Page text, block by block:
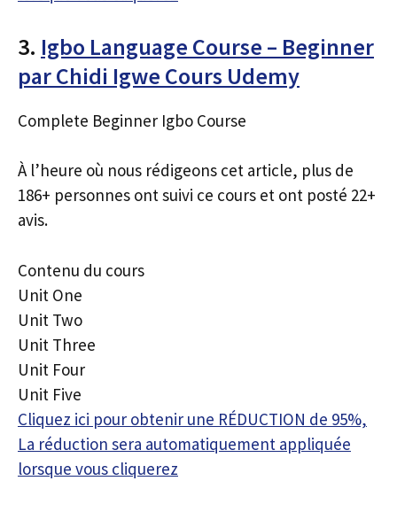
3. Igbo Language Course – Beginner
par Chidi Igwe Cours Udemy
Complete Beginner Igbo Course
À l’heure où nous rédigeons cet article, plus de
186+ personnes ont suivi ce cours et ont posté 22+
avis.
Contenu du cours
Unit One
Unit Two
Unit Three
Unit Four
Unit Five
Cliquez ici pour obtenir une RÉDUCTION de 95%,
La réduction sera automatiquement appliquée
lorsque vous cliquerez